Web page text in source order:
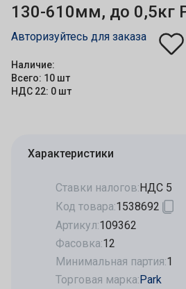
130-610мм, до 0,5кг
Авторизуйтесь для заказа
Наличие:
Всего: 10 шт
НДС 22: 0 шт
Характеристики
Ставки налогов:НДС 5
Код товара:1538692
Артикул:109362
Фасовка:12
Минимальная партия:1
Торговая марка:Park